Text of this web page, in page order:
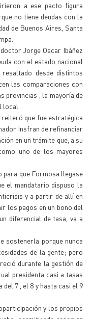
a ese pacto figura
no tiene deudas con la
de Buenos Aires, Santa
Jorge Oscar Ibáñez
con el estado nacional
desde distintos
las comparaciones con
provincias , la mayoría de
que fue estratégica
Insfran de refinanciar
en un trámite que, a su
uno de los mayores
que Formosa llegase
el mandatario dispuso la
y a partir de allí en
los pagos en un bono del
diferencial de tasa, va a
sostenerla porque nunca
de la gente; pero
durante la gestión de
presidenta casi a tasas
7 , el 8 y hasta casi el 9
y los propios